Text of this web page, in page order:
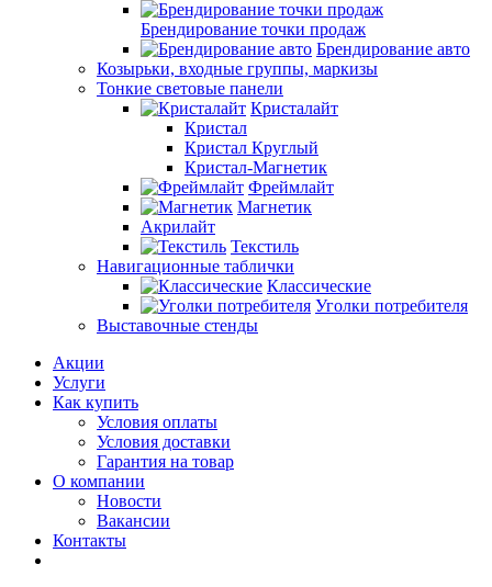
Брендирование точки продаж
Брендирование авто
Козырьки, входные группы, маркизы
Тонкие световые панели
Кристалайт
Кристал
Кристал Круглый
Кристал-Магнетик
Фреймлайт
Магнетик
Акрилайт
Текстиль
Навигационные таблички
Классические
Уголки потребителя
Выставочные стенды
Акции
Услуги
Как купить
Условия оплаты
Условия доставки
Гарантия на товар
О компании
Новости
Вакансии
Контакты